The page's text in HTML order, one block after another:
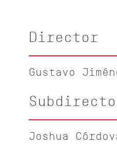
Director
Gustavo
Joshua